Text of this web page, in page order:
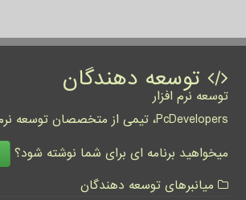
توسعه دهندگان
توسعه نرم افزار
PcDevelopers، تیمی از متخصصان توسعه نرم افزار که ایده های شما را به واقعیت تبدیل نموده و کسب و کار شما را متحول می کنند.
میخواهید برنامه ای برای شما نوشته شود؟
میانبرهای توسعه دهندگان